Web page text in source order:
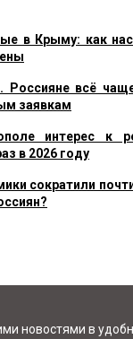
в Крыму: как
Россияне всё
заявкам
интерес к
в 2026 году
сократили
новостями в